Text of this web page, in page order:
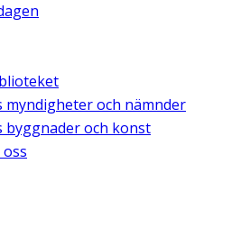
myndigheter och nämnder
byggnader och konst